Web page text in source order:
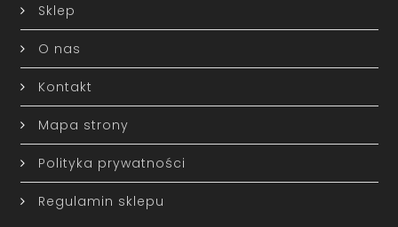
Sklep
O nas
Kontakt
Mapa strony
Polityka prywatności
Regulamin sklepu